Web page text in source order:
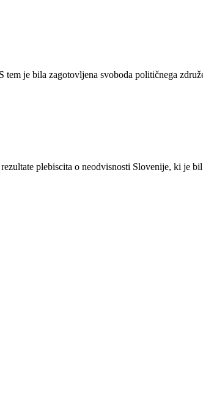
je bila zagotovljena svoboda političnega
plebiscita o neodvisnosti Slovenije, ki je